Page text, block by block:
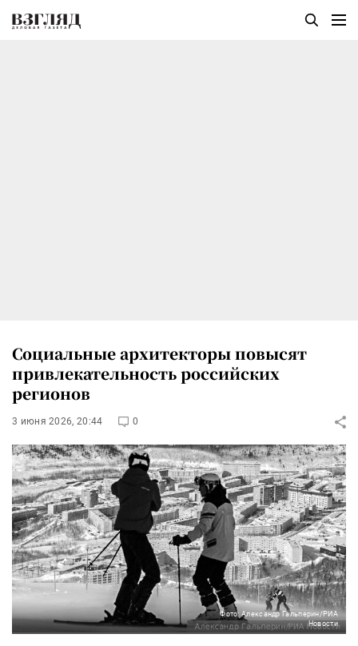
Социальные архитекторы повысят
привлекательность российских
регионов
3 июня 2026, 20:44 0
Фото: Александр Гальперин/РИА
Новости